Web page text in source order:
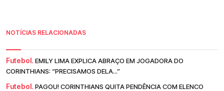
NOTÍCIAS RELACIONADAS
Futebol. EMILY LIMA EXPLICA ABRAÇO EM JOGADORA DO
CORINTHIANS: “PRECISAMOS DELA...”
Futebol. PAGOU! CORINTHIANS QUITA PENDÊNCIA COM ELENCO